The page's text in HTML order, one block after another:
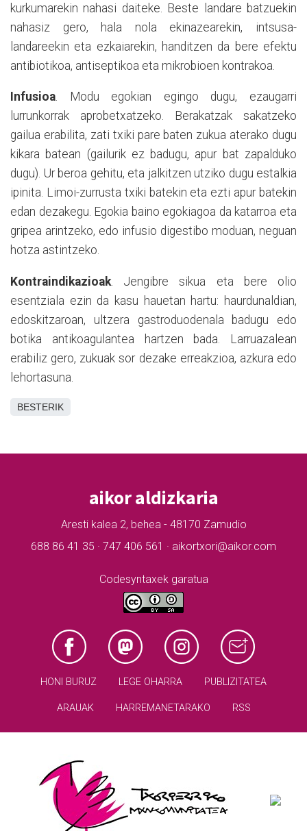
kurkumarekin nahasi daiteke. Beste landare batzuekin
nahasiz gero, hala nola ekinazearekin, intsusa-
landareekin eta ezkaiarekin, handitzen da bere efektu
antibiotikoa, antiseptikoa eta mikrobioen kontrakoa.
Infusioa. Modu egokian egingo dugu, ezaugarri
lurrunkorrak aprobetxatzeko. Berakatzak sakatzeko
gailua erabilita, zati txiki pare baten zukua aterako dugu
kikara batean (gailurik ez badugu, apur bat zapalduko
dugu). Ur beroa gehitu, eta jalkitzen utziko dugu estalkia
ipinita. Limoi-zurrusta txiki batekin eta ezti apur batekin
edan dezakegu. Egokia baino egokiagoa da katarroa eta
gripea arintzeko, edo infusio digestibo moduan, neguan
hotza astintzeko.
Kontraindikazioak . Jengibre sikua eta bere olio
esentziala ezin da kasu hauetan hartu: haurdunaldian,
edoskitzaroan, ultzera gastroduodenala badugu edo
botika antikoagulantea hartzen bada. Larruazalean
erabiliz gero, zukuak sor dezake erreakzioa, azkura edo
lehortasuna.
BESTERIK
aikor aldizkaria
Aresti kalea 2, behea - 48170 Zamudio
688 86 41 35 · 747 406 561 · aikortxori@aikor.com
Codesyntaxek garatua
HONI BURUZ LEGE OHARRA PUBLIZITATEA
ARAUAK HARREMANETARAKO RSS